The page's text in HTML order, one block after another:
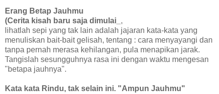
Erang Betap Jauhmu
(Cerita kisah baru saja dimulai_ ,
lihatlah sepi yang tak lain adalah jajaran kata-kata yang
menuliskan bait-bait gelisah, tentang : cara menyayangi dan
tanpa pernah merasa kehilangan, pula menapikan jarak.
Tangislah sesungguhnya rasa ini dengan waktu mengesan
"betapa jauhnya".
Kata kata Rindu, tak selain ini. "Ampun Jauhmu"